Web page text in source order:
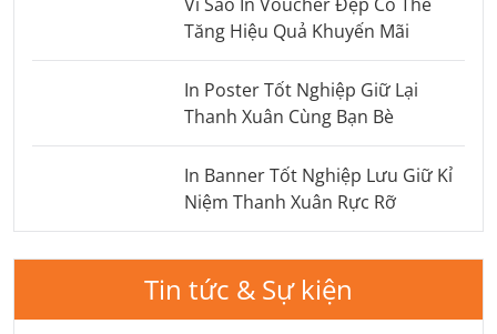
Tăng Hiệu Quả Khuyến Mãi
In Poster Tốt Nghiệp Giữ Lại
Thanh Xuân Cùng Bạn Bè
In Banner Tốt Nghiệp Lưu Giữ Kỉ
Niệm Thanh Xuân Rực Rỡ
Tin tức & Sự kiện